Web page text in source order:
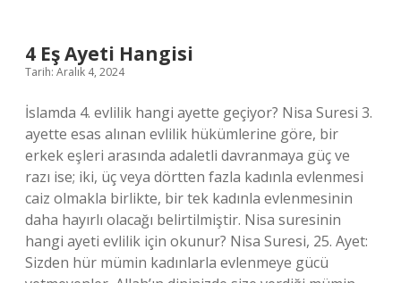
4 Eş Ayeti Hangisi
Tarih: Aralık 4, 2024
İslamda 4. evlilik hangi ayette geçiyor? Nisa Suresi 3.
ayette esas alınan evlilik hükümlerine göre, bir
erkek eşleri arasında adaletli davranmaya güç ve
razı ise; iki, üç veya dörtten fazla kadınla evlenmesi
caiz olmakla birlikte, bir tek kadınla evlenmesinin
daha hayırlı olacağı belirtilmiştir. Nisa suresinin
hangi ayeti evlilik için okunur? Nisa Suresi, 25. Ayet:
Sizden hür mümin kadınlarla evlenmeye gücü